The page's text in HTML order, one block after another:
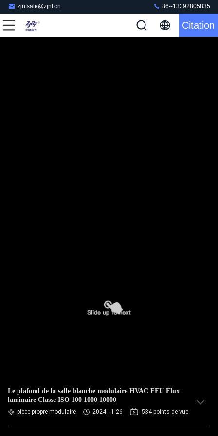
zjnfsale@zjnf.cn 86--13392805835
Citation
Le plafond de la salle blanche modulaire HVAC FFU Flux
laminaire Classe ISO 100 1000 10000
pièce propre modulaire 2024-11-26 534 points de vue